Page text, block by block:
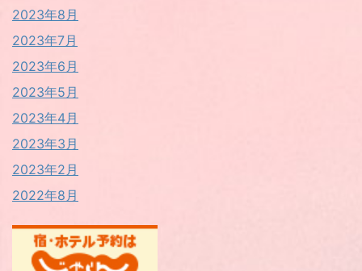
2023年8月
2023年7月
2023年6月
2023年5月
2023年4月
2023年3月
2023年2月
2022年8月